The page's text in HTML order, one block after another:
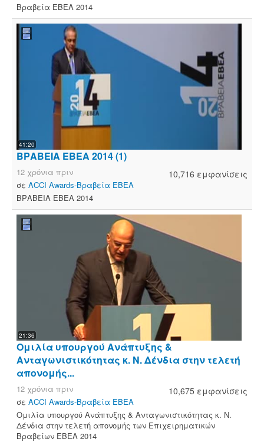
Βραβεία ΕΒΕΑ 2014
41:20
ΒΡΑΒΕΙΑ ΕΒΕΑ 2014 (1)
10,716 εμφανίσεις
12 χρόνια πριν
σε ACCI Awards-Βραβεία ΕΒΕΑ
ΒΡΑΒΕΙΑ ΕΒΕΑ 2014
21:36
Ομιλία υπουργού Ανάπτυξης &
Ανταγωνιστικότητας κ. Ν. Δένδια στην τελετή
απονομής...
10,675 εμφανίσεις
12 χρόνια πριν
σε ACCI Awards-Βραβεία ΕΒΕΑ
Ομιλία υπουργού Ανάπτυξης & Ανταγωνιστικότητας κ. Ν.
Δένδια στην τελετή απονομής των Επιχειρηματικών
Βραβείων ΕΒΕΑ 2014